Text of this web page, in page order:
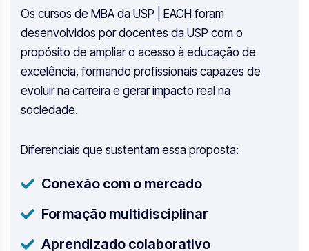
Os cursos de MBA da USP | EACH foram
desenvolvidos por docentes da USP com o
propósito de ampliar o acesso à educação de
excelência, formando profissionais capazes de
evoluir na carreira e gerar impacto real na
sociedade.
Diferenciais que sustentam essa proposta:
Conexão com o mercado
Formação multidisciplinar
Aprendizado colaborativo